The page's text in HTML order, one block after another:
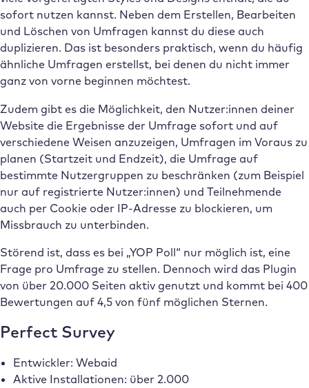
sofort nutzen kannst. Neben dem Erstellen, Bearbeiten
und Löschen von Umfragen kannst du diese auch
duplizieren. Das ist besonders praktisch, wenn du häufig
ähnliche Umfragen erstellst, bei denen du nicht immer
ganz von vorne beginnen möchtest.
Zudem gibt es die Möglichkeit, den Nutzer:innen deiner
Website die Ergebnisse der Umfrage sofort und auf
verschiedene Weisen anzuzeigen, Umfragen im Voraus zu
planen (Startzeit und Endzeit), die Umfrage auf
bestimmte Nutzergruppen zu beschränken (zum Beispiel
nur auf registrierte Nutzer:innen) und Teilnehmende
auch per Cookie oder IP-Adresse zu blockieren, um
Missbrauch zu unterbinden.
Störend ist, dass es bei „YOP Poll“ nur möglich ist, eine
Frage pro Umfrage zu stellen. Dennoch wird das Plugin
von über 20.000 Seiten aktiv genutzt und kommt bei 400
Bewertungen auf 4,5 von fünf möglichen Sternen.
Perfect Survey
Entwickler: Webaid
Aktive Installationen: über 2.000